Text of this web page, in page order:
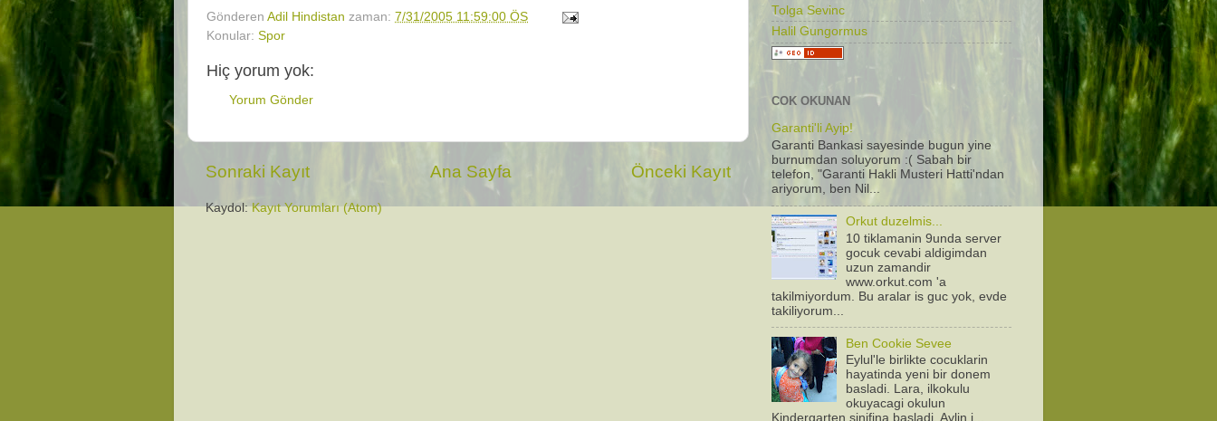
Gönderen Adil Hindistan zaman: 7/31/2005 11:59:00 ÖS
Konular: Spor
Hiç yorum yok:
Yorum Gönder
Sonraki Kayıt Önceki Kayıt
Ana Sayfa
Kaydol:Kayıt Yorumları (Atom)
Tolga Sevinc
Halil Gungormus
COK OKUNAN
Garanti'li Ayip!
Garanti Bankasi sayesinde bugun yine
burnumdan soluyorum :( Sabah bir
telefon, "Garanti Hakli Musteri Hatti'ndan
ariyorum, ben Nil...
Orkut duzelmis...
10 tiklamanin 9unda server
gocuk cevabi aldigimdan
uzun zamandir
www.orkut.com 'a
takilmiyordum. Bu aralar is guc yok, evde
takiliyorum...
Ben Cookie Sevee
Eylul'le birlikte cocuklarin
hayatinda yeni bir donem
basladi. Lara, ilkokulu
okuyacagi okulun
Kindergarten sinifina basladi, Aylin i...